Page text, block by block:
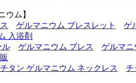
ウム】
ゲルマニウム ブレスレット
ゲ
入浴剤
ル
ゲルマニウム ブレス
ゲルマニ
チタン ゲルマニウム ネックレス
チ